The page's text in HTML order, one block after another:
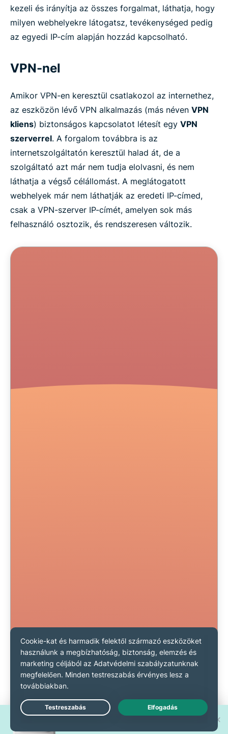
kezeli és irányítja az összes forgalmat, láthatja, hogy
milyen webhelyekre látogatsz, tevékenységed pedig
az egyedi IP-cím alapján hozzád kapcsolható.
VPN-nel
Amikor VPN-en keresztül csatlakozol az internethez,
az eszközön lévő VPN alkalmazás (más néven VPN
kliens) biztonságos kapcsolatot létesít egy VPN
szerverrel. A forgalom továbbra is az
internetszolgáltatón keresztül halad át, de a
szolgáltató azt már nem tudja elolvasni, és nem
láthatja a végső célállomást. A meglátogatott
webhelyek már nem láthatják az eredeti IP-címed,
csak a VPN-szerver IP-címét, amelyen sok más
felhasználó osztozik, és rendszeresen változik.
Live Chat
Nyerd meg a 30 új